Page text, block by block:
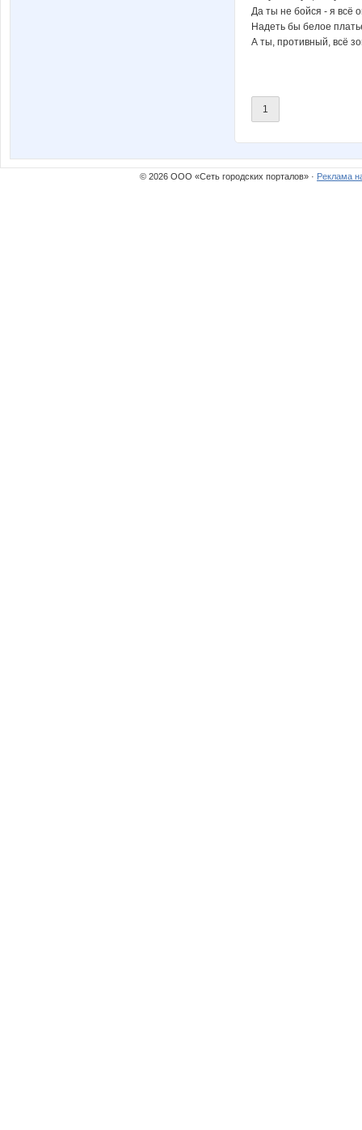
Да ты не бойся - я всё
Надеть бы белое
А ты, противный, всё
1
© 2026 ООО «Сеть городских порталов» · Реклама